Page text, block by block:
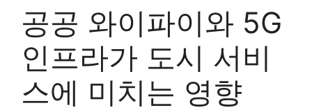
공공 와이파이와 5G
인프라가 도시 서비
스에 미치는 영향